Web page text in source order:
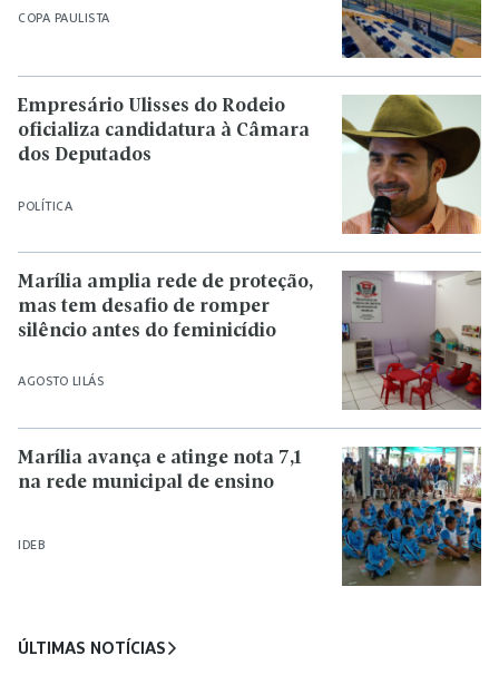
COPA PAULISTA
POLÍTICA
Empresário Ulisses do Rodeio
oficializa candidatura à Câmara
dos Deputados
AGOSTO LILÁS
Marília amplia rede de proteção,
mas tem desafio de romper
silêncio antes do feminicídio
IDEB
Marília avança e atinge nota 7,1
na rede municipal de ensino
ÚLTIMAS NOTÍCIAS